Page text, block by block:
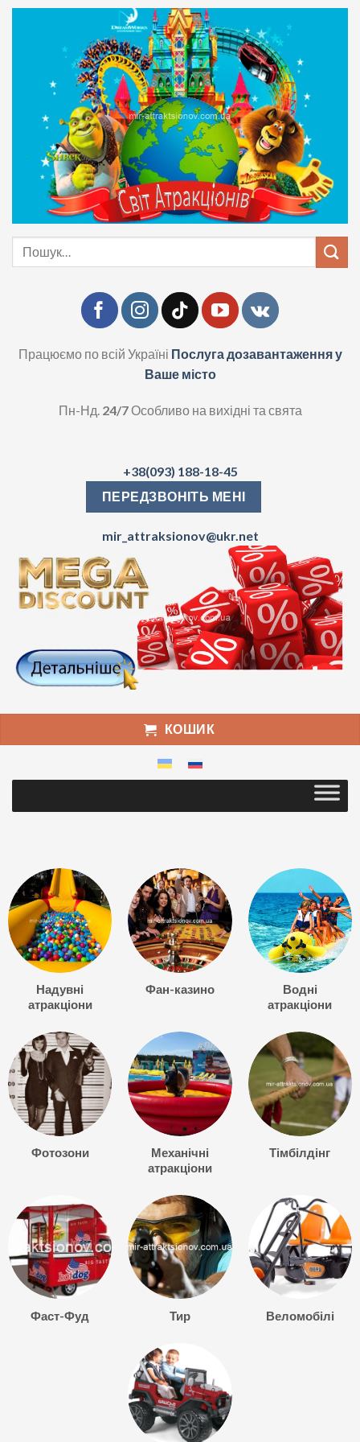
Skip
Шукати:
Працюємо по всій Україні Послуга дозавантаження у
Ваше місто
Пн-Нд. 24/7Особливо на вихідні та свята
+38(093) 188-18-45
ПЕРЕДЗВОНІТЬ МЕНІ
mir_attraksionov@ukr.net
КОШИК
Надувні
атракціони
Фан-казино
Водні
атракціони
Фотозони
Механічні
атракціони
Тімбілдінг
Фаст-Фуд Тир Веломобілі